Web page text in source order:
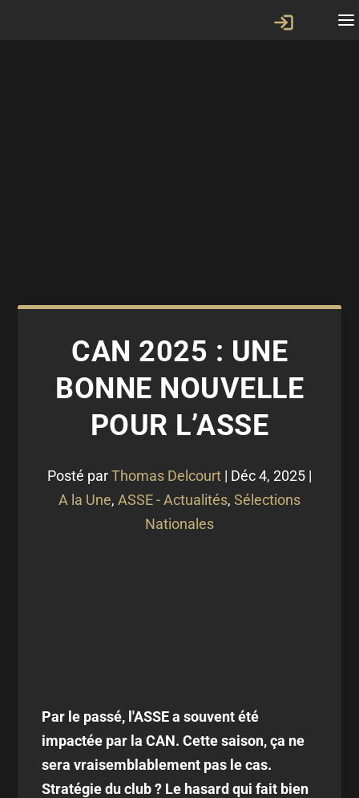
CAN 2025 : UNE
BONNE NOUVELLE
POUR L’ASSE
Posté parThomas Delcourt | Déc 4, 2025 |
A la Une, ASSE - Actualités, Sélections
Nationales
Par le passé, l'ASSE a souvent été
impactée par la CAN. Cette saison, ça ne
sera vraisemblablement pas le cas.
Stratégie du club ? Le hasard qui fait bien